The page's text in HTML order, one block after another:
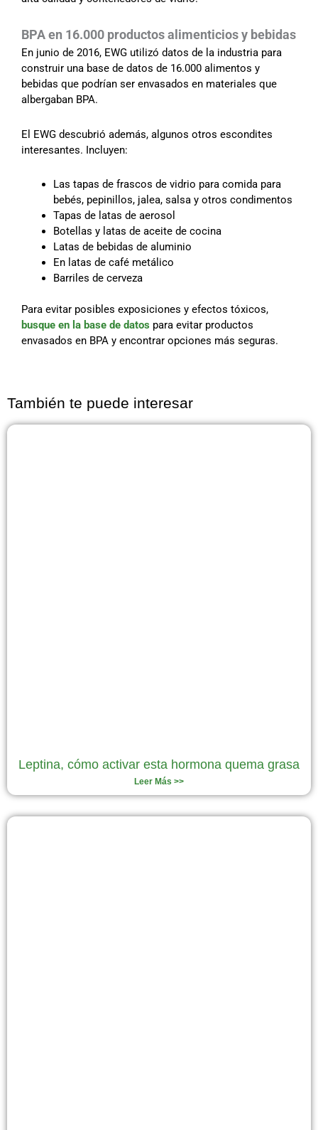
BPA en 16.000 productos alimenticios y bebidas
En junio de 2016, EWG utilizó datos de la industria para
construir una base de datos de 16.000 alimentos y
bebidas que podrían ser envasados en materiales que
albergaban BPA.
El EWG descubrió además, algunos otros escondites
interesantes. Incluyen:
Las tapas de frascos de vidrio para comida para
bebés, pepinillos, jalea, salsa y otros condimentos
Tapas de latas de aerosol
Botellas y latas de aceite de cocina
Latas de bebidas de aluminio
En latas de café metálico
Barriles de cerveza
Para evitar posibles exposiciones y efectos tóxicos,
busque en la base de datos para evitar productos
envasados en BPA y encontrar opciones más seguras.
También te puede interesar
Leptina, cómo activar esta hormona quema grasa
Leer Más >>